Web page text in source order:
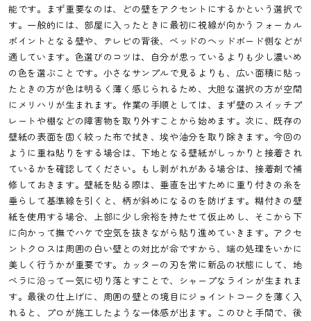
能です。まず重要なのは、どの壁をアクセントにするかという選択で
す。一般的には、部屋に入ったときに最初に視線が向かうフォーカル
ポイントとなる壁や、テレビの背後、ベッドのヘッドボード側などが
適しています。色選びのコツは、自分が思っているよりも少し濃いめ
の色を選ぶことです。小さなサンプルで見るよりも、広い面積に貼っ
たときの方が色は明るく薄く感じられるため、大胆な選択の方が空間
にメリハリが生まれます。作業の手順としては、まず壁のスイッチプ
レートや棚などの障害物を取り外すことから始めます。次に、既存の
壁紙の表面を固く絞った布で拭き、埃や油分を取り除きます。今回の
ように重ね貼りをする場合は、下地となる壁紙がしっかりと接着され
ているかを確認してください。もし剥がれがある場合は、接着剤で補
修しておきます。壁紙を貼る際は、垂直を出すために重り付きの糸を
垂らして基準線を引くと、柄が斜めになるのを防げます。糊付きの壁
紙を使用する場合、上部に少し余裕を持たせて仮止めし、そこから下
に向かって撫でハケで空気を抜きながら貼り進めていきます。アクセ
ントクロスは周囲の白い壁との対比が命ですから、端の処理をいかに
美しく行うかが重要です。カッターの刃を常に新品の状態にして、地
ベラに沿って一気に切り落とすことで、シャープなラインが生まれま
す。最後の仕上げに、周囲の壁との境目にジョイントコークを薄く入
れると、プロが施工したような一体感が出ます。このひと手間で、後